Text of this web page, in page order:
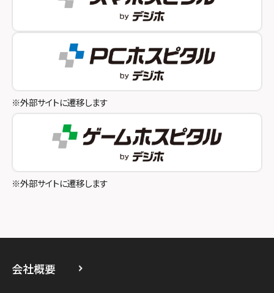
スマホスピタルオリナス錦糸町
スマホスピタル テルル成増
スマホスピタル池袋
スマホスピタル八王子
スマホスピタル町田
スマホスピタル吉祥寺
スマホスピタル立川
スマホスピタル伊丹
スマホスピタル奈良生駒
スマホスピタル和歌山
※外部サイトに遷移します
※外部サイトに遷移します
会社概要